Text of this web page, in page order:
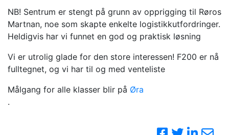
NB! Sentrum er stengt på grunn av opprigging til Røros
Martnan, noe som skapte enkelte logistikkutfordringer.
Heldigvis har vi funnet en god og praktisk løsning
Vi er utrolig glade for den store interessen! F200 er nå
fulltegnet, og vi har til og med venteliste
Målgang for alle klasser blir på Øra
.